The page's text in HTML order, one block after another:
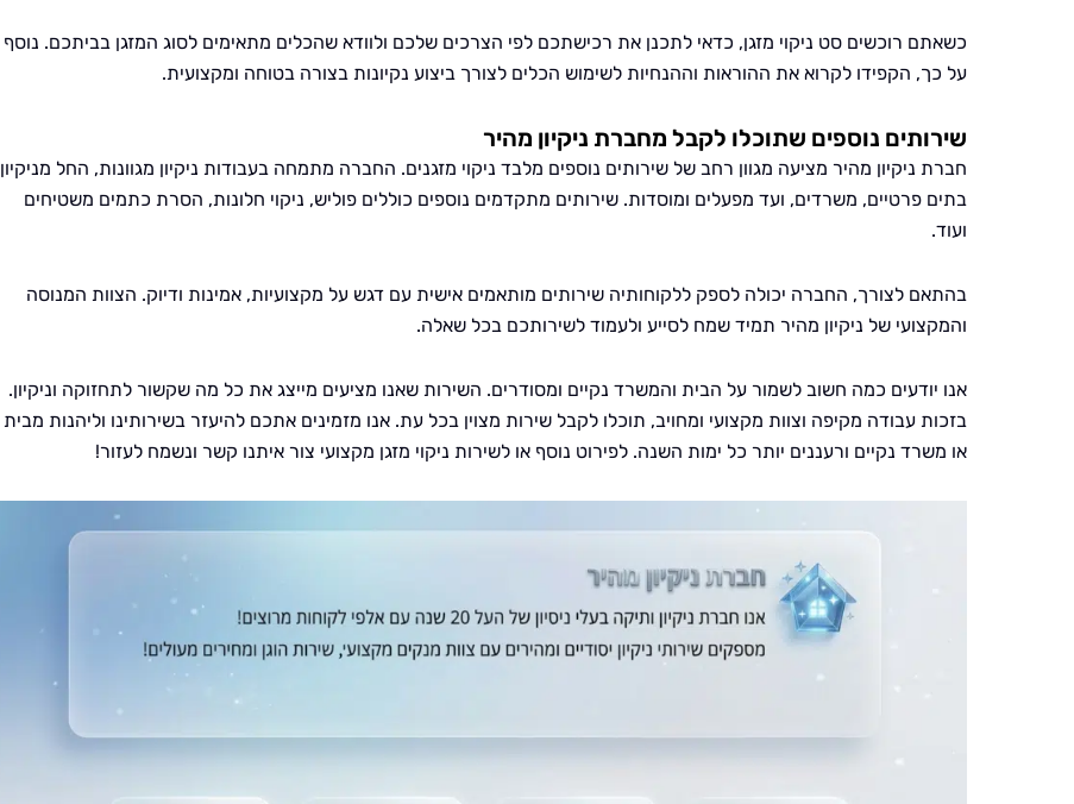
כשאתם רוכשים סט ניקוי מזגן, כדאי לתכנן את רכישתכם לפי הצרכים שלכם ולוודא שהכלים מתאימים לסוג המזגן בביתכם. נוסף
על כך, הקפידו לקרוא את ההוראות וההנחיות לשימוש הכלים לצורך ביצוע נקיונות בצורה בטוחה ומקצועית.
שירותים נוספים שתוכלו לקבל מחברת ניקיון מהיר
חברת ניקיון מהיר מציעה מגוון רחב של שירותים נוספים מלבד ניקוי מזגנים. החברה מתמחה בעבודות ניקיון מגוונות, החל מניקיון
בתים פרטיים, משרדים, ועד מפעלים ומוסדות. שירותים מתקדמים נוספים כוללים פוליש, ניקוי חלונות, הסרת כתמים משטיחים
ועוד.
בהתאם לצורך, החברה יכולה לספק ללקוחותיה שירותים מותאמים אישית עם דגש על מקצועיות, אמינות ודיוק. הצוות המנוסה
והמקצועי של ניקיון מהיר תמיד שמח לסייע ולעמוד לשירותכם בכל שאלה.
אנו יודעים כמה חשוב לשמור על הבית והמשרד נקיים ומסודרים. השירות שאנו מציעים מייצג את כל מה שקשור לתחזוקה וניקיון.
בזכות עבודה מקיפה וצוות מקצועי ומחויב, תוכלו לקבל שירות מצוין בכל עת. אנו מזמינים אתכם להיעזר בשירותינו וליהנות מבית
או משרד נקיים ורעננים יותר כל ימות השנה. לפירוט נוסף או לשירות ניקוי מזגן מקצועי צור איתנו קשר ונשמח לעזור!